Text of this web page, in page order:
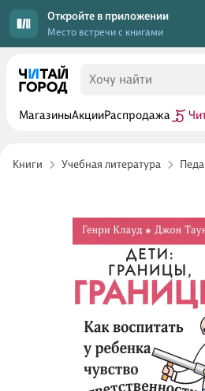
Откройте в приложении
Место встречи с книгами
МагазиныАкцииРаспродажа
Книги Учебная литература